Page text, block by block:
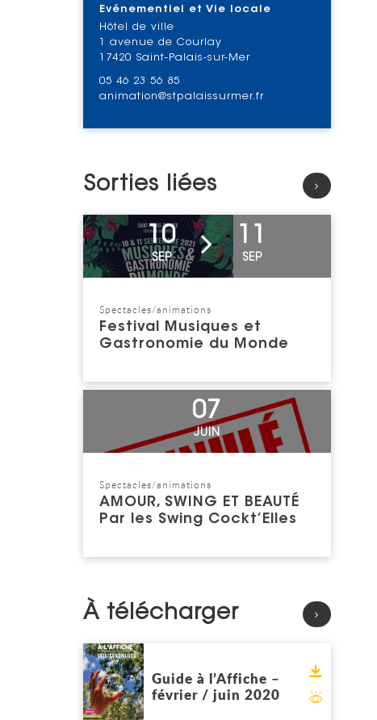
Evénementiel et Vie locale
Hôtel de ville
1 avenue de Courlay
17420 Saint-Palais-sur-Mer
05 46 23 56 85
animation@stpalaissurmer.fr
Sorties liées
10
SEP
11
SEP
Catégorie : "
Spectacles/animations
Festival Musiques et
Gastronomie du Monde
Voir l'événement
07
JUIN
Catégorie : "
Spectacles/animations
AMOUR, SWING ET BEAUTÉ
Par les Swing Cockt’Elles
Voir l'événement
À télécharger
Guide à l’Affiche –
février / juin 2020
Voir
Feuilleter